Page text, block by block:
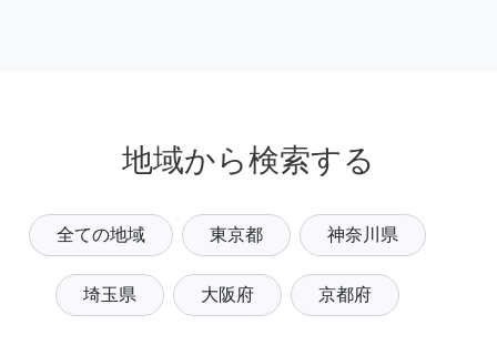
地域から検索する
全ての地域 東京都 神奈川県
埼玉県 大阪府 京都府